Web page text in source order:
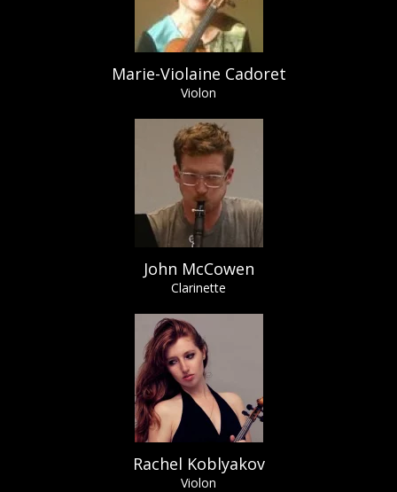
Marie-Violaine Cadoret
Violon
John McCowen
Clarinette
Rachel Koblyakov
Violon